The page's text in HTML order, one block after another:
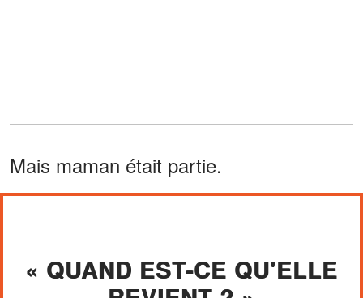
Mais maman était partie.
« QUAND EST-CE QU'ELLE